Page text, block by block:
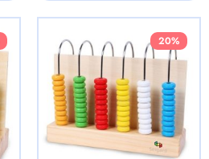
20%